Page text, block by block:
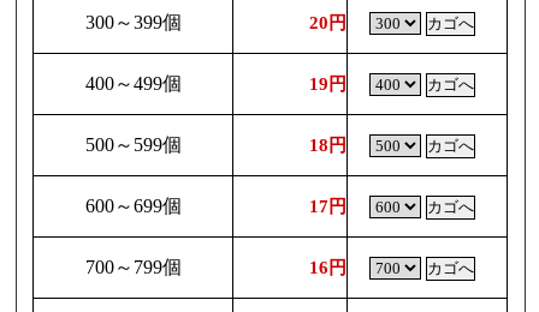
300～399個 20円
400～499個 19円
500～599個 18円
600～699個 17円
700～799個 16円